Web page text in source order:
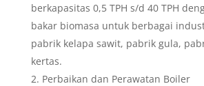
berkapasitas 0,5 TPH s/d 40 TPH
bakar biomasa untuk berbagai
pabrik kelapa sawit, pabrik gula,
kertas.
Perbaikan dan Perawatan Boiler